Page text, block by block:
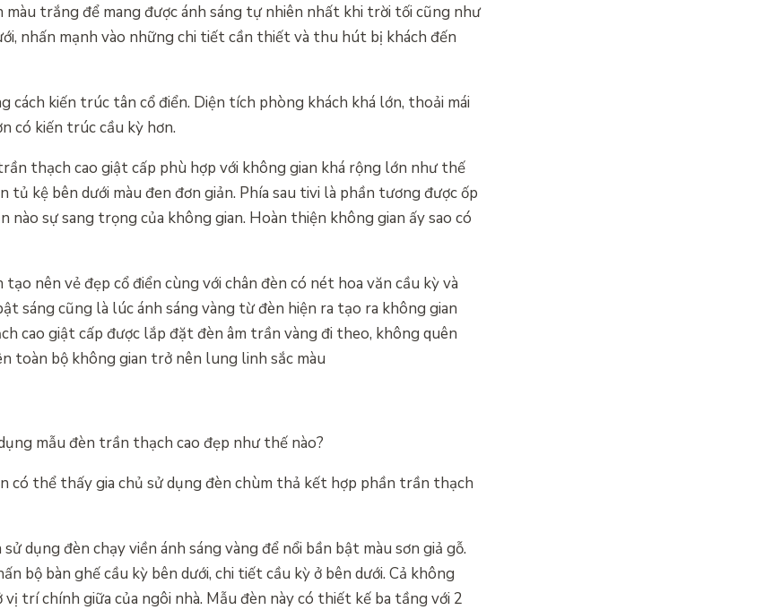
trắng để mang được ánh sáng tự nhiên nhất khi trời tối cũng như
nhấn mạnh vào những chi tiết cần thiết và thu hút bị khách đến
cách kiến trúc tân cổ điển. Diện tích phòng khách khá lớn, thoải mái
có kiến trúc cầu kỳ hơn.
thạch cao giật cấp phù hợp với không gian khá rộng lớn như thế
kệ bên dưới màu đen đơn giản. Phía sau tivi là phần tương được ốp
sự sang trọng của không gian. Hoàn thiện không gian ấy sao có
nên vẻ đẹp cổ điển cùng với chân đèn có nét hoa văn cầu kỳ và
sáng cũng là lúc ánh sáng vàng từ đèn hiện ra tạo ra không gian
cao giật cấp được lắp đặt đèn âm trần vàng đi theo, không quên
bộ không gian trở nên lung linh sắc màu
mẫu đèn trần thạch cao đẹp như thế nào?
có thể thấy gia chủ sử dụng đèn chùm thả kết hợp phần trần thạch
dụng đèn chạy viền ánh sáng vàng để nổi bần bật màu sơn giả gỗ.
bộ bàn ghế cầu kỳ bên dưới, chi tiết cầu kỳ ở bên dưới. Cả không
trí chính giữa của ngôi nhà. Mẫu đèn này có thiết kế ba tầng với 2